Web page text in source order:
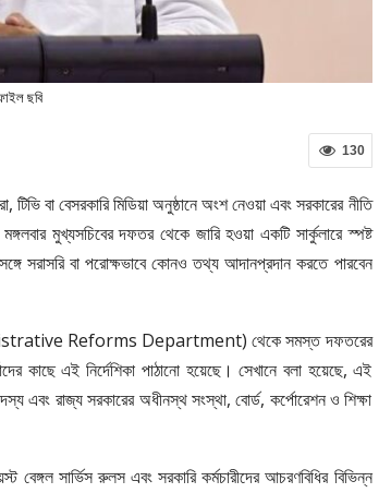
ছবি
130
টিভি বা বেসরকারি মিডিয়া অনুষ্ঠানে অংশ নেওয়া এবং সরকারের নীতি
মুখ্যসচিবের দফতর থেকে জারি হওয়া একটি সার্কুলারে স্পষ্ট
সরাসরি বা পরোক্ষভাবে কোনও তথ্য আদানপ্রদান করতে পারবেন
Reforms Department) থেকে সমস্ত দফতরের
কাছে এই নির্দেশিকা পাঠানো হয়েছে। সেখানে বলা হয়েছে, এই
এবং রাজ্য সরকারের অধীনস্থ সংস্থা, বোর্ড, কর্পোরেশন ও শিক্ষা
বেঙ্গল সার্ভিস রুলস এবং সরকারি কর্মচারীদের আচরণবিধির বিভিন্ন